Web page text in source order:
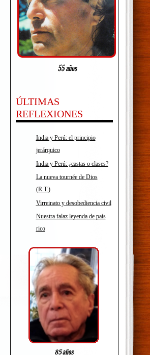
ÚLTIMAS
REFLEXIONES
India y Perú: el principio
jerárquico
India y Perú: ¿castas o clases?
La nueva tournée de Dios
(R.T.)
Virreinato y desobediencia civil
Nuestra falaz leyenda de país
rico